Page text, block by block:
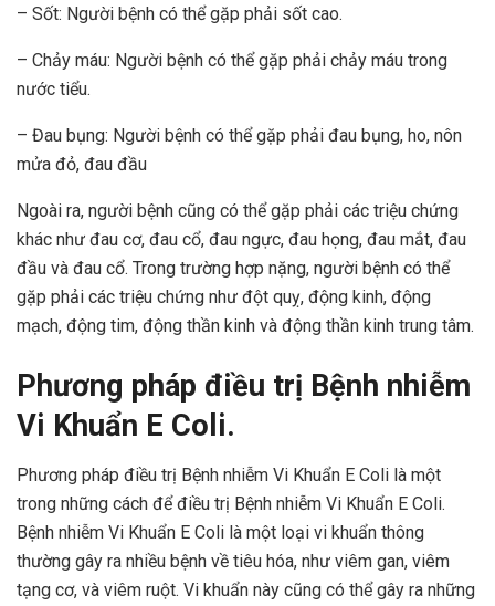
– Sốt: Người bệnh có thể gặp phải sốt cao.
– Chảy máu: Người bệnh có thể gặp phải chảy máu trong
nước tiểu.
– Đau bụng: Người bệnh có thể gặp phải đau bụng, ho, nôn
mửa đỏ, đau đầu
Ngoài ra, người bệnh cũng có thể gặp phải các triệu chứng
khác như đau cơ, đau cổ, đau ngực, đau họng, đau mắt, đau
đầu và đau cổ. Trong trường hợp nặng, người bệnh có thể
gặp phải các triệu chứng như đột quỵ, động kinh, động
mạch, động tim, động thần kinh và động thần kinh trung tâm.
Phương pháp điều trị Bệnh nhiễm
Vi Khuẩn E Coli.
Phương pháp điều trị Bệnh nhiễm Vi Khuẩn E Coli là một
trong những cách để điều trị Bệnh nhiễm Vi Khuẩn E Coli.
Bệnh nhiễm Vi Khuẩn E Coli là một loại vi khuẩn thông
thường gây ra nhiều bệnh về tiêu hóa, như viêm gan, viêm
tạng cơ, và viêm ruột. Vi khuẩn này cũng có thể gây ra những